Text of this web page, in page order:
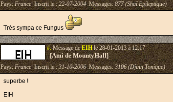
Pays:FranceInscrit le :22-07-2004Messages:877 (Shaï Epileptique)
Très sympa ce Fungus
#.Message deEIHle 28-01-2013 à 12:17
[Ami de MountyHall]
Pays:FranceInscrit le :31-10-2006Messages:3106 (Djinn Tonique)
superbe !
EIH